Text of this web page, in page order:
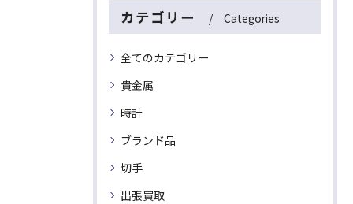
カテゴリー Categories
全てのカテゴリー
貴金属
時計
ブランド品
切手
出張買取